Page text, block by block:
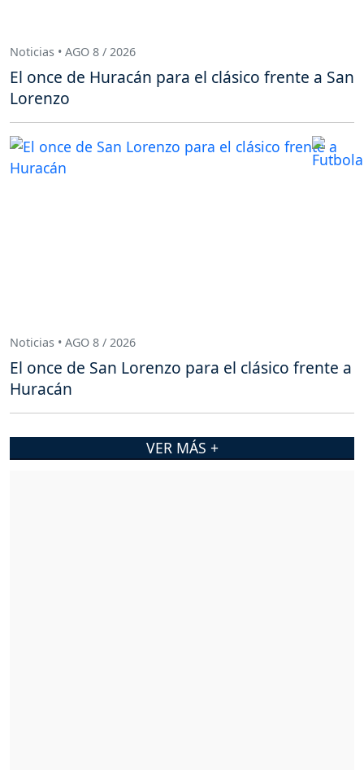
Noticias • AGO 8 / 2026
El once de Huracán para el clásico frente a San
Lorenzo
Noticias • AGO 8 / 2026
El once de San Lorenzo para el clásico frente a
Huracán
VER MÁS +